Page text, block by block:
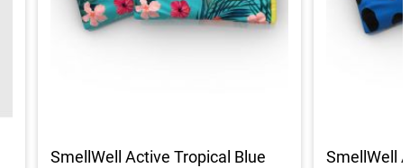
SmellWell Active Tropical Blue SmellWell